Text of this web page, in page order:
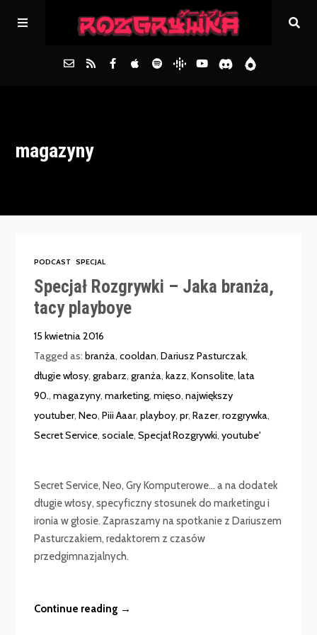
Archiwum
magazyny
PODCAST SPECJAL
Specjał Rozgrywki – Jaka branża,
tacy playboye
15 kwietnia 2016
Tagged as:branża,cooldan,Dariusz Pasturczak,
długie włosy,grabarz,granża,kazz,Konsolite,lata
90.,magazyny,marketing,mięso,największy
youtuber,Neo,Piii Aaar,playboy,pr,Razer,rozgrywka,
Secret Service,sociale,Specjał Rozgrywki,youtube'
Secret Service, Neo, Gry Komputerowe… a na dodatek
długie włosy, specyficzny stosunek do marketingu i
ironia w głosie. Zapraszamy na spotkanie z Dariuszem
Pasturczakiem, redaktorem z czasów
przedgimnazjalnych.
Continue reading →